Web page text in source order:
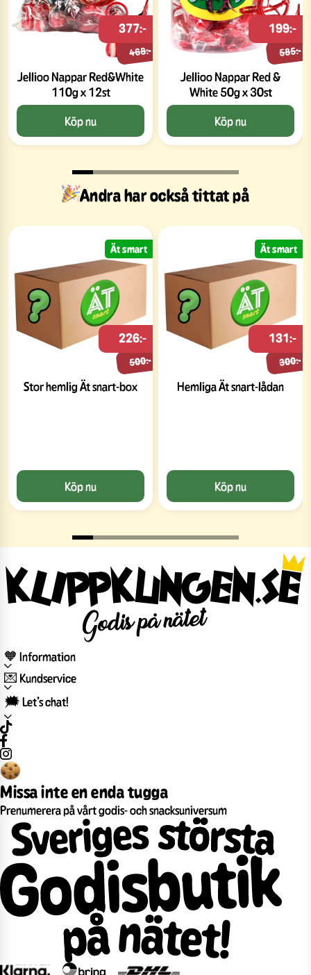
Jellioo Nappar Red&White
110g x 12st
468:-
377:-
Köp nu
Jellioo Nappar Red &
White 50g x 30st
585:-
199:-
Köp nu
Andra har också tittat på
Stor hemlig Ät snart-box
500:-
226:-
Köp nu
Ät smart
Hemliga Ät snart-lådan
300:-
131:-
Köp nu
Ät smart
🧡 Information
💌 Kundservice
🗯️ Let’s chat!
Missa inte en enda tugga
Prenumerera på vårt godis- och snacksuniversum